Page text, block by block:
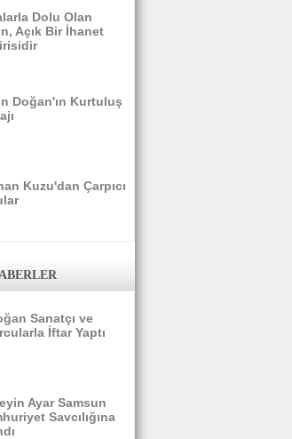
Dolu Olan
Açık Bir İhanet
Doğan'ın Kurtuluş
Kuzu'dan Çarpıcı
Sanatçı ve
İftar Yaptı
Ayar Samsun
Savcılığına